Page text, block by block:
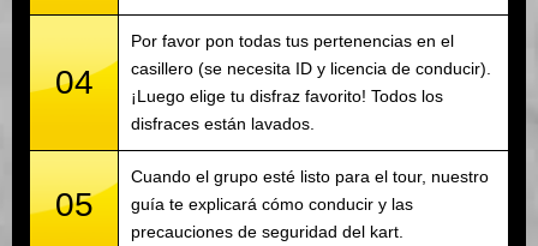
04
Por favor pon todas tus pertenencias en el
casillero (se necesita ID y licencia de conducir).
¡Luego elige tu disfraz favorito! Todos los
disfraces están lavados.
05
Cuando el grupo esté listo para el tour, nuestro
guía te explicará cómo conducir y las
precauciones de seguridad del kart.